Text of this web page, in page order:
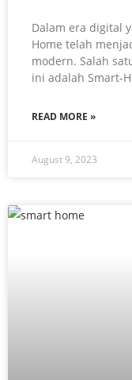
Dalam era digital
Home telah
modern. Salah
ini adalah Smart-
READ MORE »
August 9, 2023